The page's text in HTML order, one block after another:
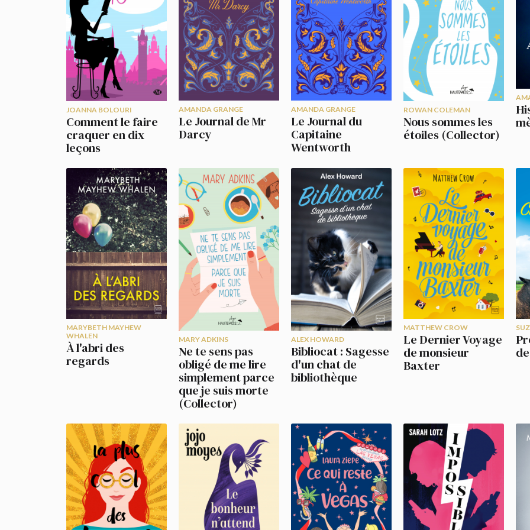
JOANNA BOLOURI
Comment le faire
craquer en dix
leçons
AMANDA GRANGE
Le Journal de Mr
Darcy
AMANDA GRANGE
Le Journal du
Capitaine
Wentworth
ROWAN COLEMAN
Nous sommes les
étoiles (Collector)
MARYBETH MAYHEW
WHALEN
À l'abri des
regards
MARY ADKINS
Ne te sens pas
obligé de me lire
simplement parce
que je suis morte
(Collector)
ALEX HOWARD
Bibliocat : Sagesse
d'un chat de
bibliothèque
MATTHEW CROW
Le Dernier Voyage
de monsieur
Baxter